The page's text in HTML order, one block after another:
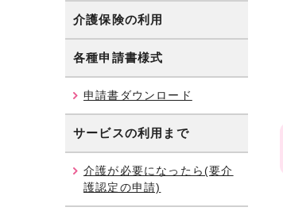
介護保険の利用
各種申請書様式
申請書ダウンロード
サービスの利用まで
介護が必要になったら(要介
護認定の申請)